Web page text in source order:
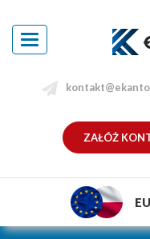
Toggle
navigation
ZAŁÓŻ